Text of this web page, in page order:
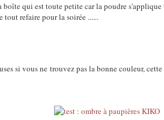
boîte qui est toute petite car la poudre
tout refaire pour la soirée ......
si vous ne trouvez pas la bonne couleur,